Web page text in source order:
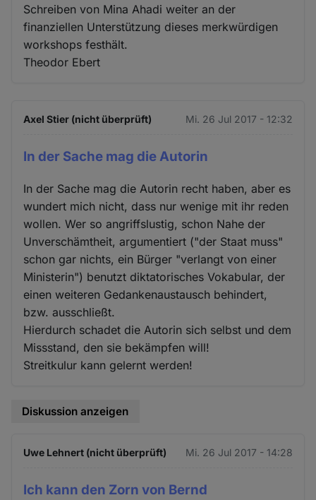
Schreiben von Mina Ahadi weiter an der
finanziellen Unterstützung dieses merkwürdigen
workshops festhält.
Theodor Ebert
Axel Stier (nicht überprüft) Mi. 26 Jul 2017 - 12:32
In der Sache mag die Autorin
In der Sache mag die Autorin recht haben, aber es
wundert mich nicht, dass nur wenige mit ihr reden
wollen. Wer so angriffslustig, schon Nahe der
Unverschämtheit, argumentiert ("der Staat muss"
schon gar nichts, ein Bürger "verlangt von einer
Ministerin") benutzt diktatorisches Vokabular, der
einen weiteren Gedankenaustausch behindert,
bzw. ausschließt.
Hierdurch schadet die Autorin sich selbst und dem
Missstand, den sie bekämpfen will!
Streitkulur kann gelernt werden!
Diskussion anzeigen
Uwe Lehnert (nicht überprüft) Mi. 26 Jul 2017 - 14:28
Ich kann den Zorn von Bernd